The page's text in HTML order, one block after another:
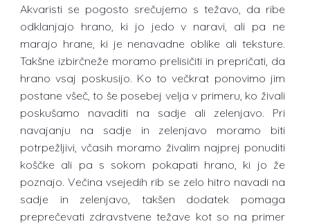
Akvaristi se pogosto srečujemo s težavo, da ribe
odklanjajo hrano, ki jo jedo v naravi, ali pa ne
marajo hrane, ki je nenavadne oblike ali teksture.
Takšne izbirčneže moramo prelisičiti in prepričati, da
hrano vsaj poskusijo. Ko to večkrat ponovimo jim
postane všeč, to še posebej velja v primeru, ko živali
poskušamo navaditi na sadje ali zelenjavo. Pri
navajanju na sadje in zelenjavo moramo biti
potrpežljivi, včasih moramo živalim najprej ponuditi
koščke ali pa s sokom pokapati hrano, ki jo že
poznajo. Večina vsejedih rib se zelo hitro navadi na
sadje in zelenjavo, takšen dodatek pomaga
preprečevati zdravstvene težave kot so na primer